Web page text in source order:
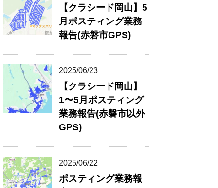
【クラシード岡山】5
月ポスティング業務
報告(赤磐市GPS)
2025/06/23
【クラシード岡山】
1〜5月ポスティング
業務報告(赤磐市以外
GPS)
2025/06/22
ポスティング業務報